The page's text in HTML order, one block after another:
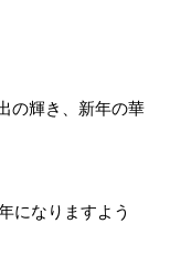
の輝き、新年の華
になりますよう